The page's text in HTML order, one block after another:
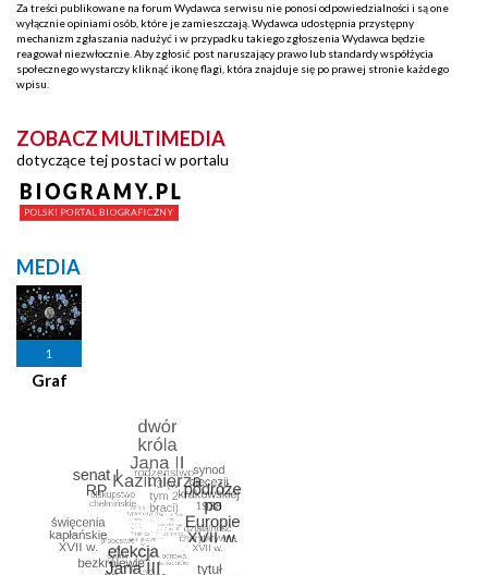
Za treści publikowane na forum Wydawca serwisu nie ponosi odpowiedzialności i są one
wyłącznie opiniami osób, które je zamieszczają. Wydawca udostępnia przystępny
mechanizm zgłaszania nadużyć i w przypadku takiego zgłoszenia Wydawca będzie
reagował niezwłocznie. Aby zgłosić post naruszający prawo lub standardy współżycia
społecznego wystarczy kliknąć ikonę flagi, która znajduje się po prawej stronie każdego
wpisu.
ZOBACZ MULTIMEDIA
dotyczące tej postaci w portalu
MEDIA
1
Graf